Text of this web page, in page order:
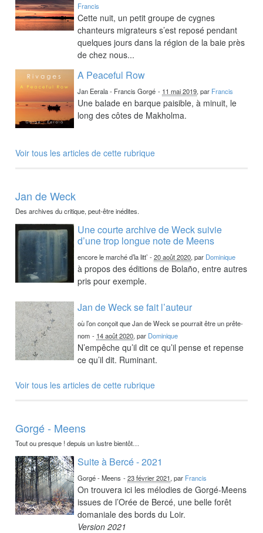
Francis
Cette nuit, un petit groupe de cygnes
chanteurs migrateurs s’est reposé pendant
quelques jours dans la région de la baie près
de chez nous...
A Peaceful Row
Jan Eerala - Francis Gorgé - 11 mai 2019, par Francis
Une balade en barque paisible, à minuit, le
long des côtes de Makholma.
Voir tous les articles de cette rubrique
Jan de Weck
Des archives du critique, peut-être inédites.
Une courte archive de Weck suivie
d’une trop longue note de Meens
encore le marché d’la litt’ -20 août 2020, par Dominique
à propos des éditions de Bolaño, entre autres
pris pour exemple.
Jan de Weck se fait l’auteur
où l’on conçoit que Jan de Weck se pourrait être un prête-
nom - 14 août 2020, par Dominique
N’empêche qu’il dit ce qu’il pense et repense
ce qu’il dit. Ruminant.
Voir tous les articles de cette rubrique
Gorgé - Meens
Tout ou presque ! depuis un lustre bientôt…
Suite à Bercé - 2021
Gorgé - Meens -23 février 2021, par Francis
On trouvera ici les mélodies de Gorgé-Meens
issues de l’Orée de Bercé, une belle forêt
domaniale des bords du Loir.
Version 2021